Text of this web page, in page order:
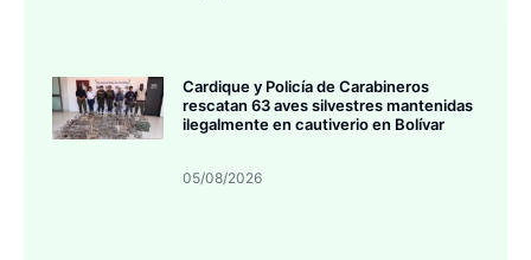
Cardique y Policía de Carabineros
rescatan 63 aves silvestres mantenidas
ilegalmente en cautiverio en Bolívar
05/08/2026